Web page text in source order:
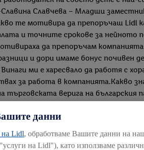
Славчева – Младши
те мотивира да препоръчаш
и точните срокове за нейното
да препоръчам
и дори имаме бонус почивен
ми е харесвало да работя с
за работа в компанията.Какво
верига на българския
което улеснява
съм работила в друга
Славина, които те убедиха, че
по перфектен начин. Тя е
данни
на Lidl, обработваме Вашите данни на
на Lidl"), като използваме